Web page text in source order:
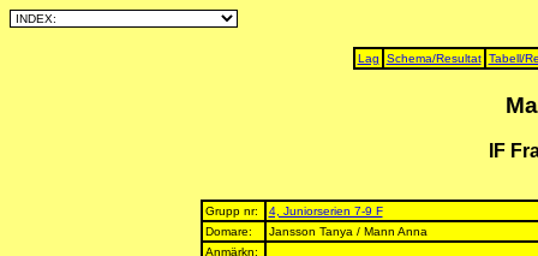
Lag Schema/Resultat Tabell/
IF
Grupp nr:
4, Juniorserien 7-9 F
Domare:
Jansson Tanya / Mann Anna
Anmärkn: